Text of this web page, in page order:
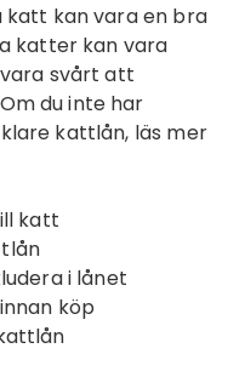
katter kan vara
svårt att
du inte har
kattlån, läs mer
katt
i lånet
köp